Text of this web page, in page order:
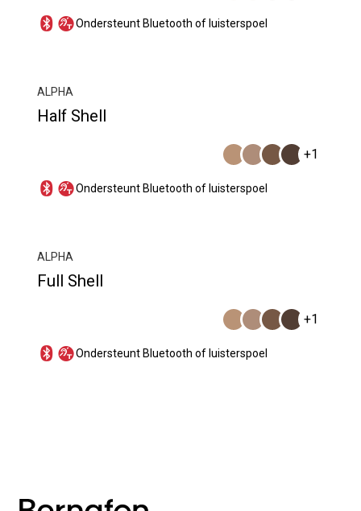
Ondersteunt Bluetooth of luisterspoel
ALPHA
Half Shell
+1
Ondersteunt Bluetooth of luisterspoel
ALPHA
Full Shell
+1
Ondersteunt Bluetooth of luisterspoel